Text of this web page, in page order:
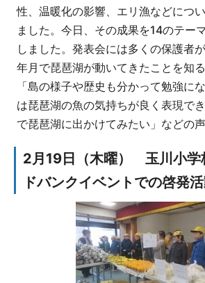
性、温暖化の影響、エリ漁などにつ
ました。今日、その成果を14のテー
しました。発表会には多くの保護者
年月で琵琶湖が動いてきたことを知
「島の様子や歴史も分かって勉強に
は琵琶湖の魚の気持ちが良く表現で
で琵琶湖に出かけてみたい」などの
2月19日（木曜） 玉川小
ドバンクイベントでの啓発